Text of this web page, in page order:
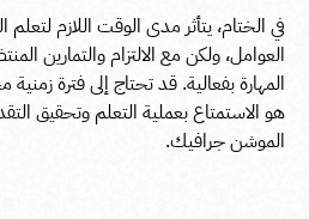
في الختام، يتأثر مدى الوقت اللازم
العوامل، ولكن مع الالتزام والتمارين
المهارة بفعالية. قد تحتاج إلى فترة
هو الاستمتاع بعملية التعلم وتحقيق
الموشن جرافيك.